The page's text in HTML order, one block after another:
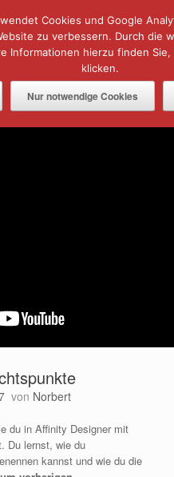
Menü
von Norbert
du in Affinity Designer mit
Du lernst, wie du
kannst und wie du die
Cookies und Google
zu verbessern. Durch die
Informationen hierzu finden
klicken.
Nur notwendige Cookies